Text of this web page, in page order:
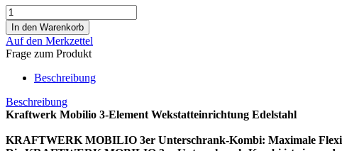
Auf den Merkzettel
Frage zum Produkt
Beschreibung
Beschreibung
Kraftwerk Mobilio 3-Element Wekstatteinrichtung Edelstahl
KRAFTWERK MOBILIO 3er Unterschrank-Kombi: Maximale